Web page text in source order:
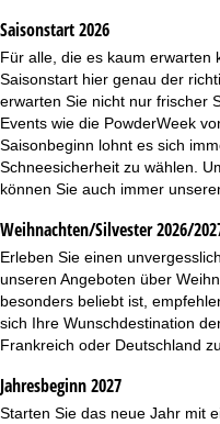
Saisonstart 2026
Für alle, die es kaum erwarten
Saisonstart hier genau der
erwarten Sie nicht nur frischer
Events wie die PowderWeek
Saisonbeginn lohnt es sich
Schneesicherheit zu wählen.
können Sie auch immer
Weihnachten/Silvester 2026/
Erleben Sie einen
unseren Angeboten über
besonders beliebt ist,
sich Ihre Wunschdestination
Frankreich oder Deutschland
Jahresbeginn 2027
Starten Sie das neue Jahr mit